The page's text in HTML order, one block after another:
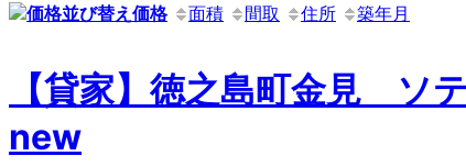
価格
面積 間取 住所 築年月
【貸家】徳之島町金見 ソ
new